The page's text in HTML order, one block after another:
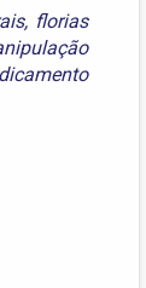
, florias